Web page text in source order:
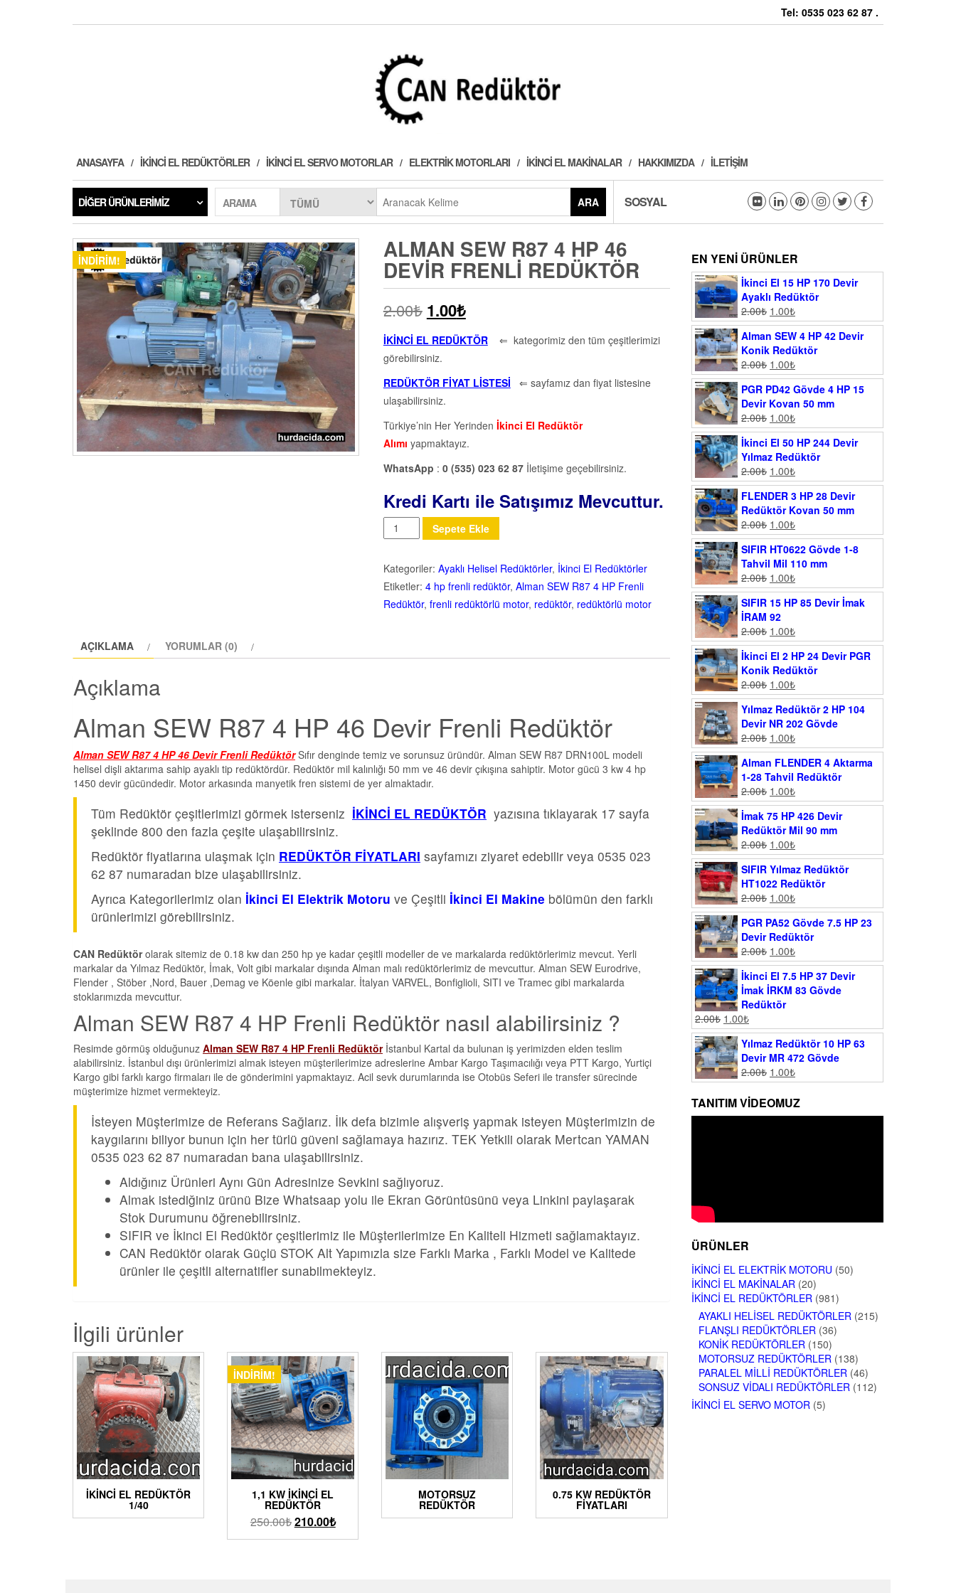
Tel: 0535 023 62 87 .
ANASAYFA İKINCI EL REDÜKTÖRLER İKINCI EL SERVO MOTORLAR ELEKTRIK MOTORLARI İKINCI EL MAKINALAR HAKKIMIZDA İLETIŞIM
DIĞER ÜRÜNLERIMIZ ARAMA ARA SOSYAL
İNDIRIM! ALMAN SEW R87 4 HP 46
DEVIR FRENLI REDÜKTÖR
2.00₺ 1.00₺
İKİNCİ EL REDÜKTÖR⇐ kategorimiz den tüm çeşitlerimizi
görebilirsiniz.
REDÜKTÖR FİYAT LİSTESİ ⇐ sayfamız dan fiyat listesine
ulaşabilirsiniz.
Türkiye’nin Her Yerinden İkinci El Redüktör
Alımı yapmaktayız.
WhatsApp : 0 (535) 023 62 87 İletişime geçebilirsiniz.
Kredi Kartı ile Satışımız Mevcuttur.
Miktar Sepete Ekle
Kategoriler: Ayaklı Helisel Redüktörler, İkinci El Redüktörler
Etiketler: 4 hp frenli redüktör, Alman SEW R87 4 HP Frenli
Redüktör, frenli redüktörlü motor, redüktör, redüktörlü motor
AÇIKLAMA YORUMLAR (0)
Açıklama
Alman SEW R87 4 HP 46 Devir Frenli Redüktör
Alman SEW R87 4 HP 46 Devir Frenli RedüktörSıfır denginde temiz ve sorunsuz üründür. Alman SEW R87 DRN100L modeli
helisel dişli aktarıma sahip ayaklı tip redüktördür. Redüktör mil kalınlığı 50 mm ve 46 devir çıkışına sahiptir. Motor gücü 3 kw 4 hp
1450 devir gücündedir. Motor arkasında manyetik fren sistemi de yer almaktadır.
Tüm Redüktör çeşitlerimizi görmek isterseniz İKİNCİ EL REDÜKTÖR yazısına tıklayarak 17 sayfa
şeklinde 800 den fazla çeşite ulaşabilirsiniz.
Redüktör fiyatlarına ulaşmak için REDÜKTÖR FİYATLARI sayfamızı ziyaret edebilir veya 0535 023
62 87 numaradan bize ulaşabilirsiniz.
Ayrıca Kategorilerimiz olan İkinci El Elektrik Motoru ve Çeşitli İkinci El Makine bölümün den farklı
ürünlerimizi görebilirsiniz.
CAN Redüktörolarak sitemiz de 0.18 kw dan 250 hp ye kadar çeşitli modeller de ve markalarda redüktörlerimiz mevcut. Yerli
markalar da Yılmaz Redüktör, İmak, Volt gibi markalar dışında Alman malı redüktörlerimiz de mevcuttur. Alman SEW Eurodrive,
Flender , Stöber ,Nord, Bauer ,Demag ve Köenle gibi markalar. İtalyan VARVEL, Bonfiglioli, SITI ve Tramec gibi markalarda
stoklarımızda mevcuttur.
Alman SEW R87 4 HP Frenli Redüktör nasıl alabilirsiniz ?
Resimde görmüş olduğunuz Alman SEW R87 4 HP Frenli Redüktörİstanbul Kartal da bulunan iş yerimizden elden teslim
alabilirsiniz. İstanbul dışı ürünlerimizi almak isteyen müşterilerimize adreslerine Ambar Kargo Taşımacılığı veya PTT Kargo, Yurtiçi
Kargo gibi farklı kargo firmaları ile de gönderimini yapmaktayız. Acil sevk durumlarında ise Otobüs Seferi ile transfer sürecinde
müşterimize hizmet vermekteyiz.
İsteyen Müşterimize de Referans Sağlarız. İlk defa bizimle alışveriş yapmak isteyen Müşterimizin de
kaygılarını biliyor bunun için her türlü güveni sağlamaya hazırız. TEK Yetkili olarak Mertcan YAMAN
0535 023 62 87 numaradan bana ulaşabilirsiniz.
Aldığınız Ürünleri Aynı Gün Adresinize Sevkini sağlıyoruz.
Almak istediğiniz ürünü Bize Whatsaap yolu ile Ekran Görüntüsünü veya Linkini paylaşarak
Stok Durumunu öğrenebilirsiniz.
SIFIR ve İkinci El Redüktör çeşitlerimiz ile Müşterilerimize En Kaliteli Hizmeti sağlamaktayız.
CAN Redüktör olarak Güçlü STOK Alt Yapımızla size Farklı Marka , Farklı Model ve Kalitede
ürünler ile çeşitli alternatifler sunabilmekteyiz.
İlgili ürünler
İKINCI EL REDÜKTÖR
1/40
İNDIRIM!
1,1 KW İKINCI EL
REDÜKTÖR
250.00₺210.00₺
MOTORSUZ
REDÜKTÖR
0.75 KW REDÜKTÖR
FIYATLARI
EN YENI ÜRÜNLER
İkinci El 15 HP 170 Devir
Ayaklı Redüktör
2.00₺ 1.00₺
Alman SEW 4 HP 42 Devir
Konik Redüktör
2.00₺ 1.00₺
PGR PD42 Gövde 4 HP 15
Devir Kovan 50 mm
2.00₺ 1.00₺
İkinci El 50 HP 244 Devir
Yılmaz Redüktör
2.00₺ 1.00₺
FLENDER 3 HP 28 Devir
Redüktör Kovan 50 mm
2.00₺ 1.00₺
SIFIR HT0622 Gövde 1-8
Tahvil Mil 110 mm
2.00₺ 1.00₺
SIFIR 15 HP 85 Devir İmak
İRAM 92
2.00₺ 1.00₺
İkinci El 2 HP 24 Devir PGR
Konik Redüktör
2.00₺ 1.00₺
Yılmaz Redüktör 2 HP 104
Devir NR 202 Gövde
2.00₺ 1.00₺
Alman FLENDER 4 Aktarma
1-28 Tahvil Redüktör
2.00₺ 1.00₺
İmak 75 HP 426 Devir
Redüktör Mil 90 mm
2.00₺ 1.00₺
SIFIR Yılmaz Redüktör
HT1022 Redüktör
2.00₺ 1.00₺
PGR PA52 Gövde 7.5 HP 23
Devir Redüktör
2.00₺ 1.00₺
İkinci El 7.5 HP 37 Devir
İmak İRKM 83 Gövde
Redüktör
2.00₺ 1.00₺
Yılmaz Redüktör 10 HP 63
Devir MR 472 Gövde
2.00₺ 1.00₺
TANITIM VIDEOMUZ
ÜRÜNLER
İKINCI EL ELEKTRIK MOTORU (50)
İKINCI EL MAKINALAR (20)
İKINCI EL REDÜKTÖRLER (981)
AYAKLI HELISEL REDÜKTÖRLER (215)
FLANŞLI REDÜKTÖRLER (36)
KONIK REDÜKTÖRLER (150)
MOTORSUZ REDÜKTÖRLER (138)
PARALEL MILLI REDÜKTÖRLER (46)
SONSUZ VIDALI REDÜKTÖRLER (112)
İKINCI EL SERVO MOTOR (5)